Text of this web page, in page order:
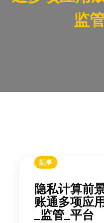
监
記事
隐私计算前
账通多项应
_监管_平台